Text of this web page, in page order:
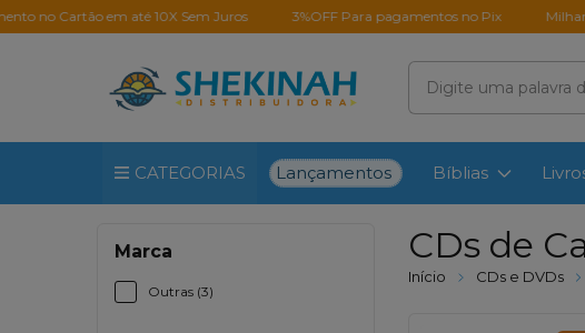
Cartão em até 10X Sem Juros 3%OFF Para pagamentos no Pix Milhares de
CATEGORIAS Lançamentos Bíblias
Marca
Outras (3)
CDs de
Início CDs e DVDs